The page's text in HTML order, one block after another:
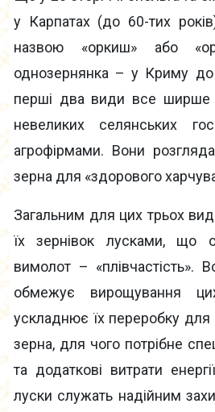
у Карпатах (до 60-тих
назвою «оркиш» або
однозернянка – у Криму до
перші два види все
невеликих селянських
агрофірмами. Вони
зерна для «здорового
Загальним для цих трьох
їх зернівок лусками, що
вимолот – «плівчастість».
обмежує вирощування
ускладнює їх переробку
зерна, для чого потрібне
та додаткові витрати
луски служать надійним